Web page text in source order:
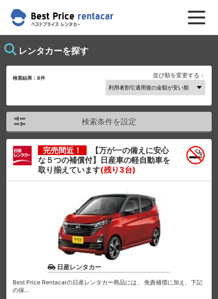
レンタカーを探す
検索結果：8件 並び順を変更する：
検索条件を設定
完売間近！
【万が一の備えに安心
な５つの補償付】日産車の軽自動車を
取り揃えています(残り3台)
日産レンタカー
Best Price Rentacarの日産レンタカー商品には、 免責補償に加え、下記
の保...